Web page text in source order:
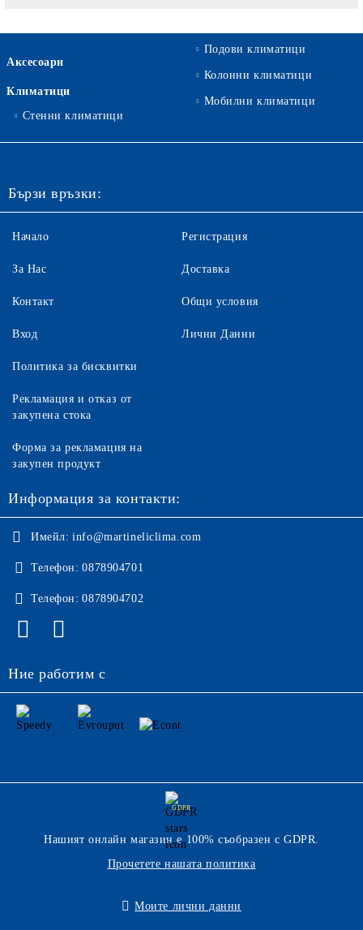
Аксесоари
Климатици
Стенни климатици
Подови климатици
Колонни климатици
Мобилни климатици
Бързи връзки:
Начало
За Нас
Контакт
Вход
Регистрация
Доставка
Общи условия
Лични Данни
Политика за бисквитки
Рекламация и отказ от
закупена стока
Форма за рекламация на
закупен продукт
Информация за контакти:
Имейл: info@martineliclima.com
Телефон: 0878904701
Телефон: 0878904702
Ние работим с
GDPR
Нашият онлайн магазин е 100% съобразен с GDPR.
Прочетете нашата политика
Моите лични данни